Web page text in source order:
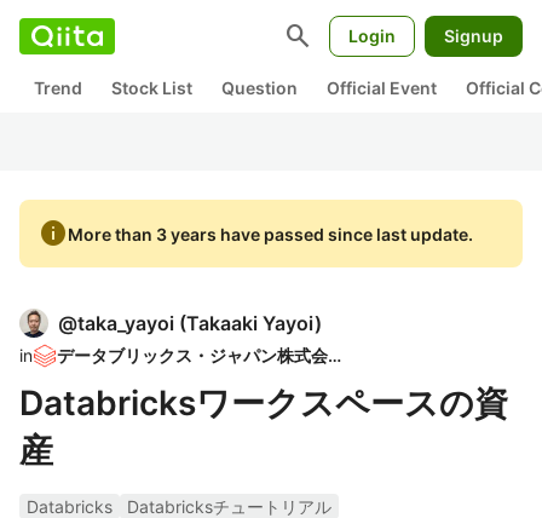
search Login Signup
Trend Stock List Question Official Event Official
infoMore than 3 years have passed since last update.
@taka_yayoi (Takaaki Yayoi)
in データブリックス・ジャパン株式会社
Databricksワークスペースの資
産
Databricks
Databricksチュートリアル